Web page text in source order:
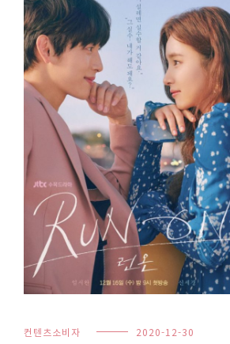
컨텐츠소비자 2020-12-30